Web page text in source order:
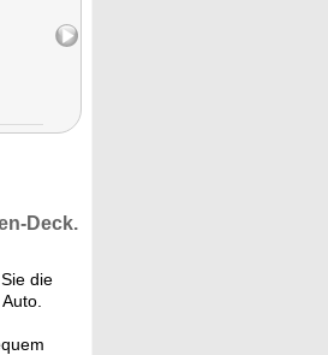
Deck.
die